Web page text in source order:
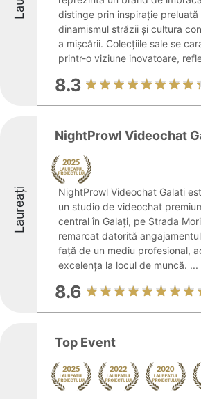
distinge prin inspirație preluată
dinamismul străzii și cultura
a mișcării. Colecțiile sale se
printr-o viziune inovatoare,
8.3
Laureați
NightProwl Videochat
NightProwl Videochat Galati
un studio de videochat
central în Galați, pe Strada
remarcat datorită
față de un mediu profesional,
excelența la locul de muncă. ...
8.6
Top Event